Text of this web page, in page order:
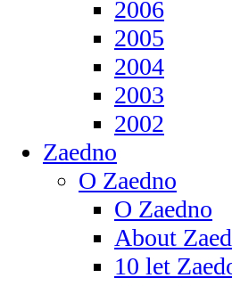
2006
2005
2004
2003
2002
Zaedno
O Zaedno
O Zaedno
About
10 let